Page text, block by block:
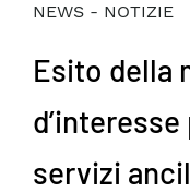
NEWS - NOTIZIE
Esito della
servizi